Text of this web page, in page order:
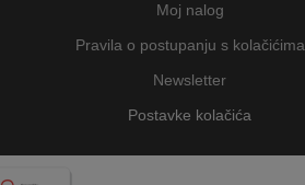
Moj nalog
Pravila o postupanju s kolačićima
Newsletter
Postavke kolačića